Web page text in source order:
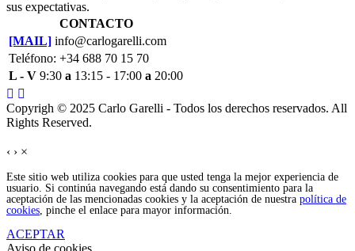
sus expectativas.
CONTACTO
[MAIL] info@carlogarelli.com
Teléfono: +34 688 70 15 70
L - V 9:30 a 13:15 - 17:00 a 20:00
Copyrigh © 2025 Carlo Garelli - Todos los derechos reservados. All
Rights Reserved.
‹ › ×
Este sitio web utiliza cookies para que usted tenga la mejor experiencia de
usuario. Si continúa navegando está dando su consentimiento para la
aceptación de las mencionadas cookies y la aceptación de nuestra política de
cookies, pinche el enlace para mayor información.
ACEPTAR